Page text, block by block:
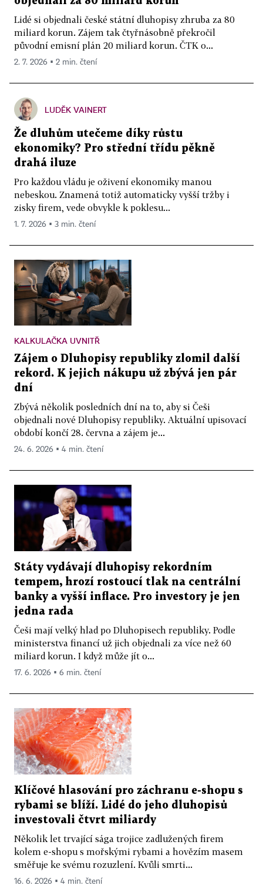
Lidé si objednali české státní dluhopisy zhruba za 80
miliard korun. Zájem tak čtyřnásobně překročil
původní emisní plán 20 miliard korun. ČTK o...
2. 7. 2026 ▪ 2 min. čtení
LUDĚK VAINERT
Že dluhům utečeme díky růstu
ekonomiky? Pro střední třídu pěkně
drahá iluze
Pro každou vládu je oživení ekonomiky manou
nebeskou. Znamená totiž automaticky vyšší tržby i
zisky firem, vede obvykle k poklesu...
1. 7. 2026 ▪ 3 min. čtení
KALKULAČKA UVNITŘ
Zájem o Dluhopisy republiky zlomil další
rekord. K jejich nákupu už zbývá jen pár
dní
Zbývá několik posledních dní na to, aby si Češi
objednali nové Dluhopisy republiky. Aktuální upisovací
období končí 28. června a zájem je...
24. 6. 2026 ▪ 4 min. čtení
Státy vydávají dluhopisy rekordním
tempem, hrozí rostoucí tlak na centrální
banky a vyšší inflace. Pro investory je jen
jedna rada
Češi mají velký hlad po Dluhopisech republiky. Podle
ministerstva financí už jich objednali za více než 60
miliard korun. I když může jít o...
17. 6. 2026 ▪ 6 min. čtení
Klíčové hlasování pro záchranu e-shopu s
rybami se blíží. Lidé do jeho dluhopisů
investovali čtvrt miliardy
Několik let trvající sága trojice zadlužených firem
kolem e-shopu s mořskými rybami a hovězím masem
směřuje ke svému rozuzlení. Kvůli smrti...
16. 6. 2026 ▪ 4 min. čtení